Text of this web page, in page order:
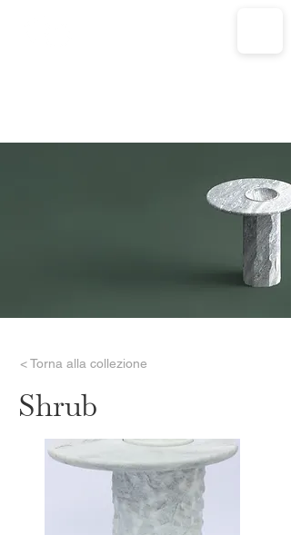
< Torna alla collezione
Shrub